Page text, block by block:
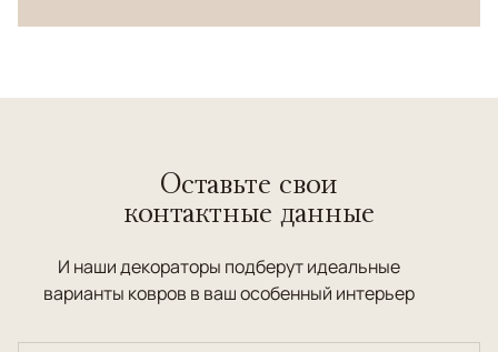
Оставьте свои
контактные данные
И наши декораторы подберут идеальные
варианты ковров в ваш особенный интерьер